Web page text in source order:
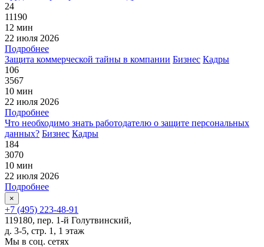
24
11190
12 мин
22 июля 2026
Подробнее
Защита коммерческой тайны в компании Бизнес Кадры
106
3567
10 мин
22 июля 2026
Подробнее
Что необходимо знать работодателю о защите персональных
данных? Бизнес Кадры
184
3070
10 мин
22 июля 2026
Подробнее
×
+7 (495) 223-48-91
119180, пер. 1-й Голутвинский,
д. 3-5, стр. 1, 1 этаж
Мы в соц. сетях